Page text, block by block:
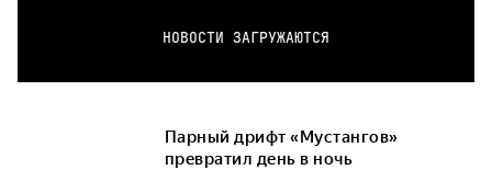
НОВОСТИ ЗАГРУЖАЮТСЯ
Парный дрифт «Мустангов»
превратил день в ночь